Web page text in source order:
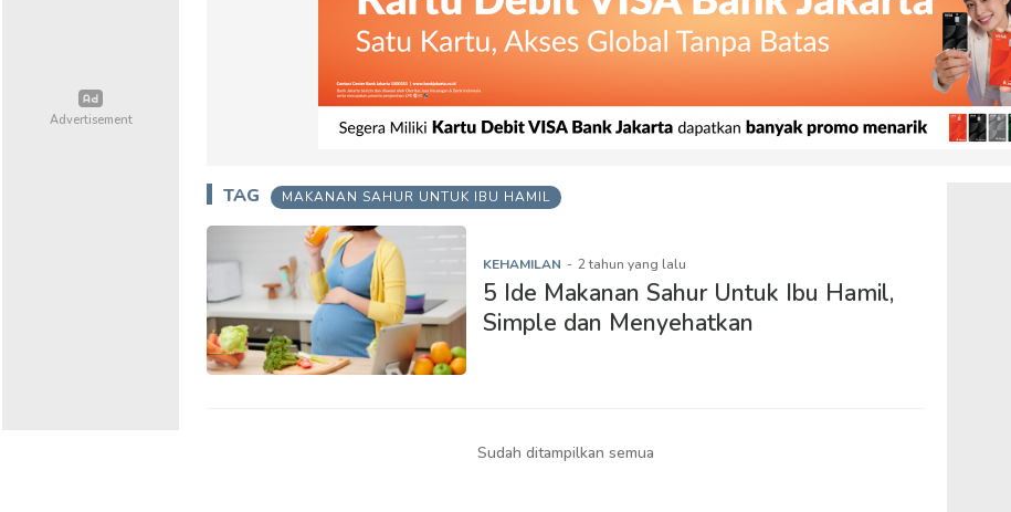
TAG MAKANAN SAHUR UNTUK IBU HAMIL
KEHAMILAN - 2 tahun yang lalu
5 Ide Makanan Sahur Untuk Ibu Hamil,
Simple dan Menyehatkan
Sudah ditampilkan semua